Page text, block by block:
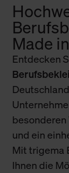
Made
Entdecken
und ein
Mit trigema
Ihnen die